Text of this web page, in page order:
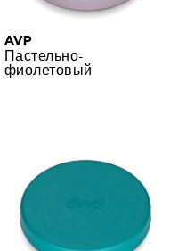
AVP
Пастельно-
фиолетовый